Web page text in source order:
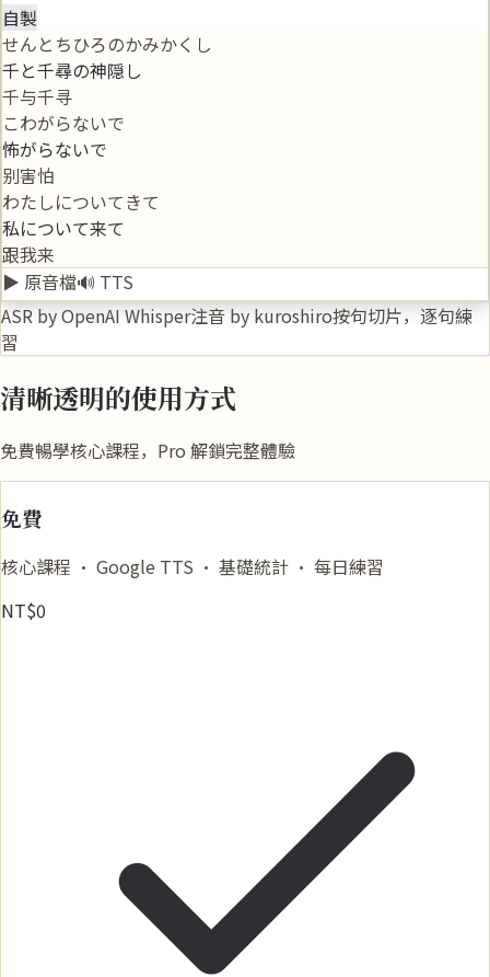
自製
せんとちひろのかみかくし
千と千尋の神隠し
千与千寻
こわがらないで
怖がらないで
别害怕
わたしについてきて
私について来て
跟我来
▶ 原音檔🔊 TTS
ASR by OpenAI Whisper注音 by kuroshiro按句切片，逐句練
習
清晰透明的使用方式
免費暢學核心課程，Pro 解鎖完整體驗
免費
核心課程 · Google TTS · 基礎統計 · 每日練習
NT$0